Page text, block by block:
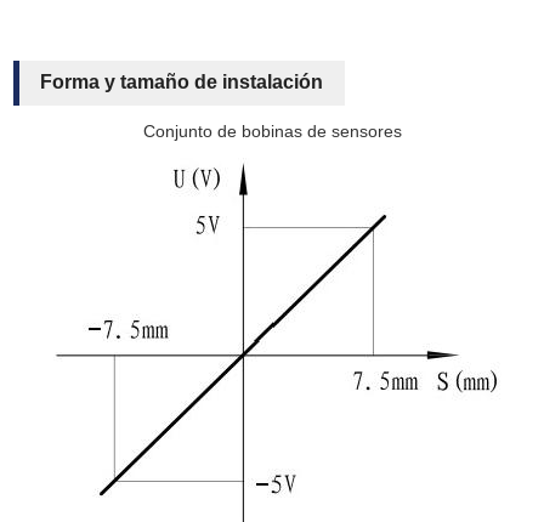
Forma y tamaño de instalación
Conjunto de bobinas de sensores